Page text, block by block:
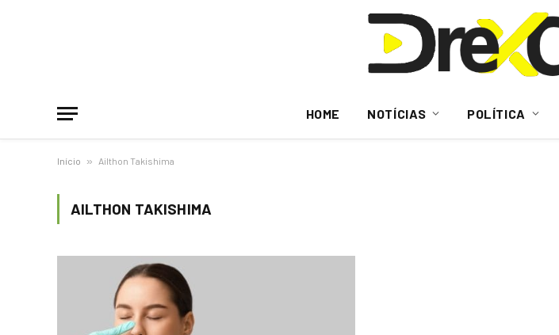
HOME NOTÍCIAS POLÍTICA
Início » Ailthon Takishima
AILTHON TAKISHIMA